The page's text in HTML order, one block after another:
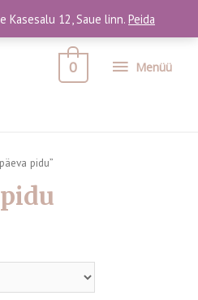
Kasesalu 12, Saue linn. Peida
Menüü
0
pidu”